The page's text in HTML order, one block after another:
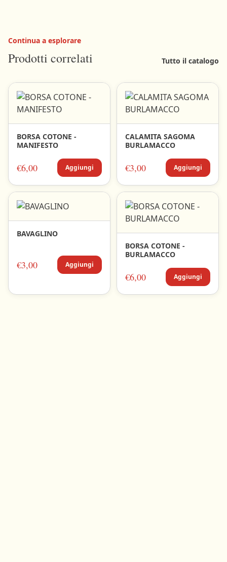
Continua a esplorare
Prodotti correlati Tutto il catalogo
BORSA COTONE -
MANIFESTO
€6,00 Aggiungi
CALAMITA SAGOMA
BURLAMACCO
€3,00 Aggiungi
BAVAGLINO
€3,00 Aggiungi
BORSA COTONE -
BURLAMACCO
€6,00 Aggiungi